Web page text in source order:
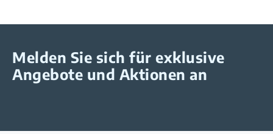
Melden Sie sich für exklusive
Angebote und Aktionen an